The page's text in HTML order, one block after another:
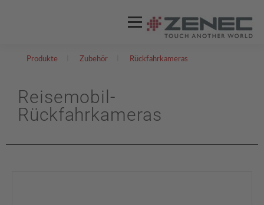
Menü
STORES / HÄNDLER SUPPORT
Produkte Zubehör Rückfahrkameras
Reisemobil-
Rückfahrkameras